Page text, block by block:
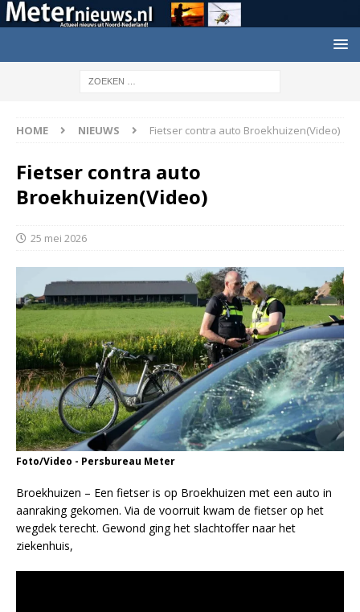
HOME NIEUWS Fietser contra auto Broekhuizen(Video)
Fietser contra auto
Broekhuizen(Video)
25 mei 2026
Foto/Video - Persbureau Meter
Broekhuizen – Een fietser is op Broekhuizen met een auto in
aanraking gekomen. Via de voorruit kwam de fietser op het
wegdek terecht. Gewond ging het slachtoffer naar het
ziekenhuis,